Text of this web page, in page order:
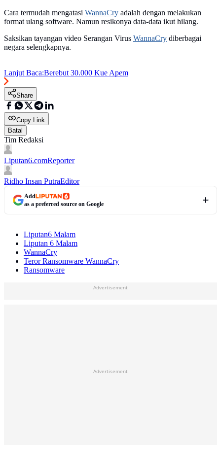
Cara termudah mengatasi WannaCry adalah dengan melakukan
format ulang software. Namun resikonya data-data ikut hilang.
Saksikan tayangan video Serangan Virus WannaCry diberbagai
negara selengkapnya.
Lanjut Baca:Berebut 30.000 Kue Apem
Share
Copy Link
Batal
Tim Redaksi
Liputan6.comReporter
Ridho Insan PutraEditor
Add
as a preferred source on Google
Liputan6 Malam
Liputan 6 Malam
WannaCry
Teror Ransomware WannaCry
Ransomware
Advertisement
Advertisement